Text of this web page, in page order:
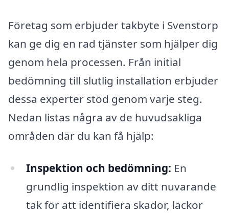
Företag som erbjuder takbyte i Svenstorp
kan ge dig en rad tjänster som hjälper dig
genom hela processen. Från initial
bedömning till slutlig installation erbjuder
dessa experter stöd genom varje steg.
Nedan listas några av de huvudsakliga
områden där du kan få hjälp:
Inspektion och bedömning: En
grundlig inspektion av ditt nuvarande
tak för att identifiera skador, läckor